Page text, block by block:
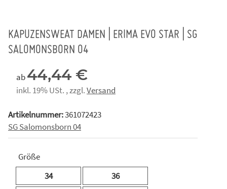
KAPUZENSWEAT DAMEN | ERIMA EVO STAR | SG
SALOMONSBORN 04
ab44,44 €
inkl. 19% USt. , zzgl.Versand
Artikelnummer:361072423
SG Salomonsborn 04
Größe
34
36